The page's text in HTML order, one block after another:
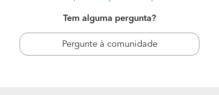
Tem alguma pergunta?
Pergunte à comunidade